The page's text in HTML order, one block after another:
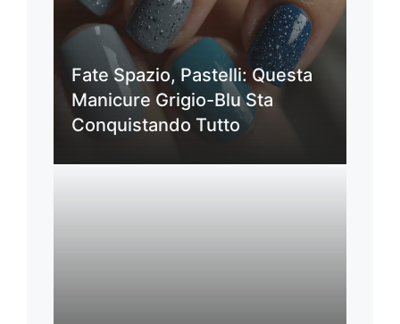
Fate Spazio, Pastelli: Questa
Manicure Grigio-Blu Sta
Conquistando Tutto